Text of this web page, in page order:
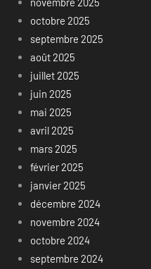
octobre 2025
septembre 2025
août 2025
juillet 2025
juin 2025
mai 2025
avril 2025
mars 2025
février 2025
janvier 2025
décembre 2024
novembre 2024
octobre 2024
septembre 2024